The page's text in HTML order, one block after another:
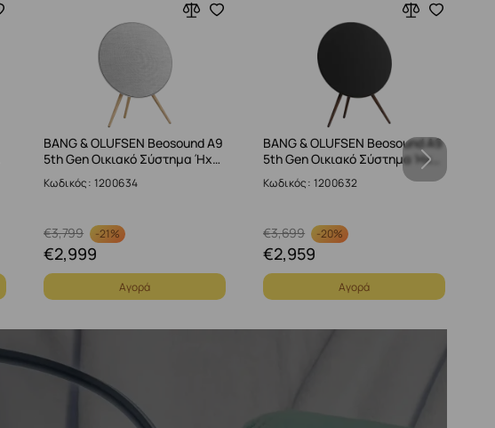
BANG & OLUFSEN Beosound A9
5th Gen Οικιακό Σύστημα Ήχ…
Κωδικός: 1200634
3,799
€ -21%
2,999
€
Αγορά
BANG & OLUFSEN Beosound A9
5th Gen Οικιακό Σύστημα Ήχ…
Κωδικός: 1200632
3,699
€ -20%
2,959
€
Αγορά